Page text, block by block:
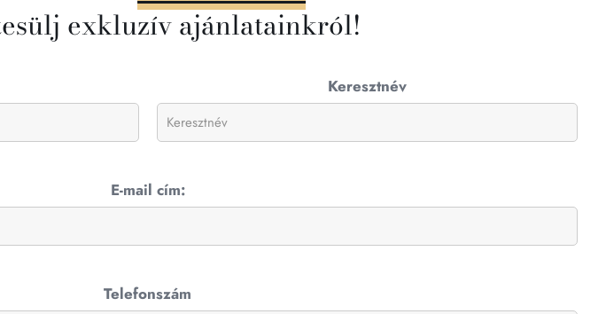
exkluzív ajánlatainkról!
Keresztnév
E-mail cím:
Telefonszám